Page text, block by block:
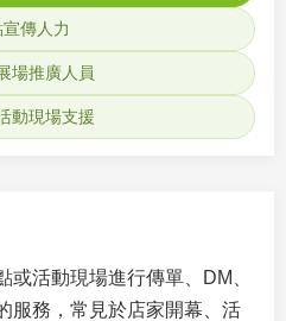
宣傳人力
場推廣人員
動現場支援
或活動現場進行傳單、DM、
服務，常見於店家開幕、活